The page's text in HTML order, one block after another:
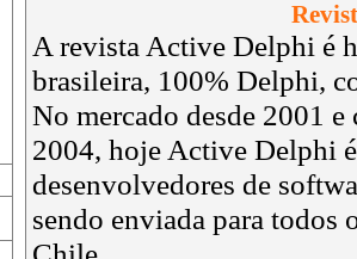
A revista Active Delphi é
brasileira, 100% Delphi,
No mercado desde 2001
2004, hoje Active Delphi
desenvolvedores de
sendo enviada para todos